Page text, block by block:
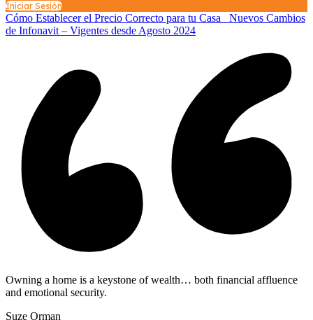
Iniciar Sesión
Cómo Establecer el Precio Correcto para tu Casa
Nuevos Cambios
de Infonavit – Vigentes desde Agosto 2024
Owning a home is a keystone of wealth… both financial affluence
and emotional security.
Suze Orman